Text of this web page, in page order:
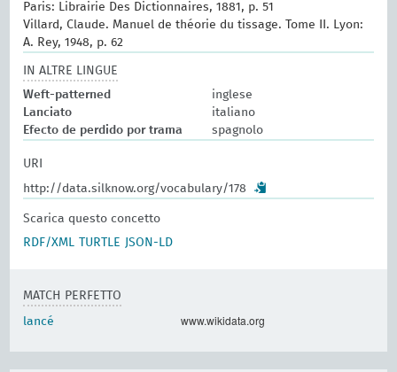
Paris: Librairie Des Dictionnaires, 1881, p. 51
Villard, Claude. Manuel de théorie du tissage. Tome II. Lyon:
A. Rey, 1948, p. 62
IN ALTRE LINGUE
Weft-patterned
inglese
Lanciato
italiano
Efecto de perdido por trama
spagnolo
URI
http://data.silknow.org/vocabulary/178
Scarica questo concetto
RDF/XML
TURTLE JSON-LD
MATCH PERFETTO
lancé www.wikidata.org